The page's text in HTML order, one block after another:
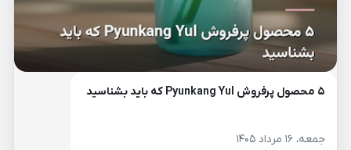
۵ محصول پرفروش Pyunkang Yul که باید بشناسید
جمعه، ۱۶ مرداد ۱۴۰۵